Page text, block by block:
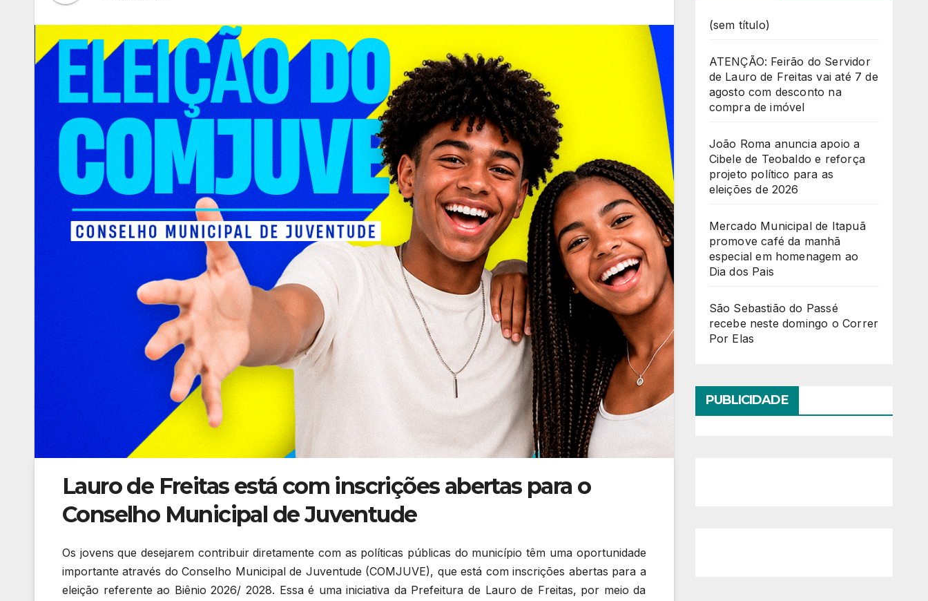
Lauro de Freitas está com inscrições abertas para o
Conselho Municipal de Juventude
Os jovens que desejarem contribuir diretamente com as políticas públicas do município têm uma oportunidade
importante através do Conselho Municipal de Juventude (COMJUVE), que está com inscrições abertas para a
eleição referente ao Biênio 2026/ 2028. Essa é uma iniciativa da Prefeitura de Lauro de Freitas, por meio da
(sem título)
ATENÇÃO: Feirão do Servidor
de Lauro de Freitas vai até 7 de
agosto com desconto na
compra de imóvel
João Roma anuncia apoio a
Cibele de Teobaldo e reforça
projeto político para as
eleições de 2026
Mercado Municipal de Itapuã
promove café da manhã
especial em homenagem ao
Dia dos Pais
São Sebastião do Passé
recebe neste domingo o Correr
Por Elas
PUBLICIDADE